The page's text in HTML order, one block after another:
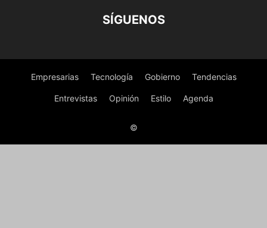
SÍGUENOS
Empresarias Tecnología Gobierno Tendencias
Entrevistas Opinión Estilo Agenda
©